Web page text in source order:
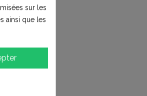
y a
sur les
ainsi que les